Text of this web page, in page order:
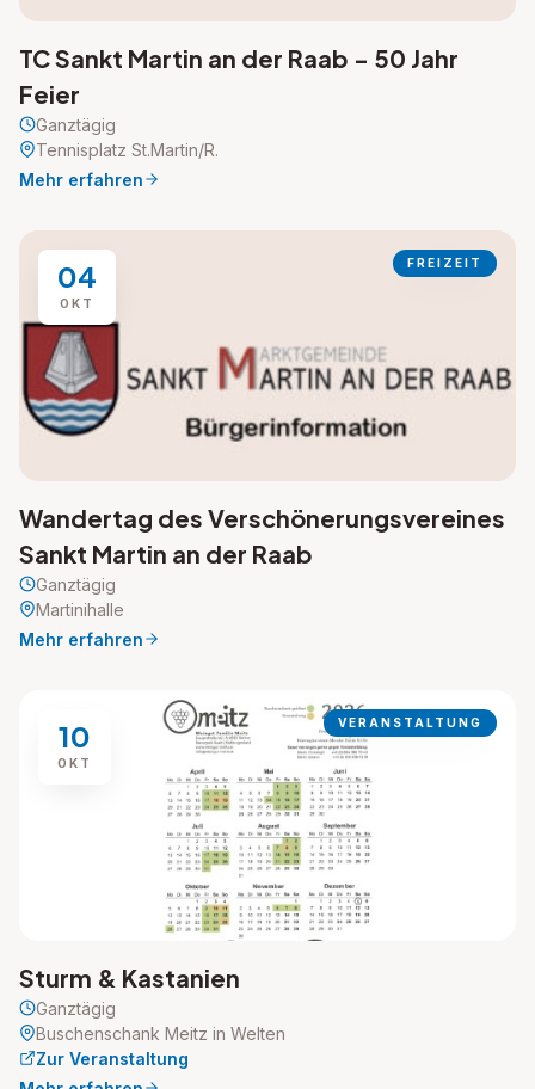
TC Sankt Martin an der Raab - 50 Jahr
Feier
Ganztägig
Tennisplatz St.Martin/R.
Mehr erfahren
04
OKT
FREIZEIT
Wandertag des Verschönerungsvereines
Sankt Martin an der Raab
Ganztägig
Martinihalle
Mehr erfahren
10
OKT
VERANSTALTUNG
Sturm & Kastanien
Ganztägig
Buschenschank Meitz in Welten
Zur Veranstaltung